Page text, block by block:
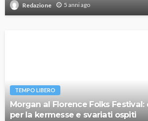
Redazione 5 anni ago
TEMPO LIBERO
Morgan al Florence Folks
per la kermesse e svariati ospiti